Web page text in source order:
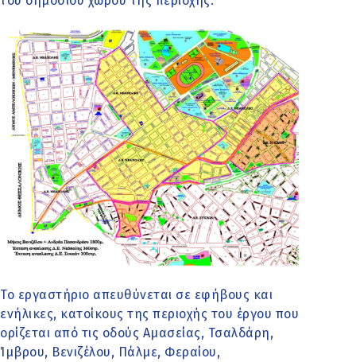
Το εργαστήριο απευθύνεται σε εφήβους και
ενήλικες, κατοίκους της περιοχής του έργου που
ορίζεται από τις οδούς Αμασείας, Τσαλδάρη,
Ίμβρου, Βενιζέλου, Πάλμε, Φεραίου,